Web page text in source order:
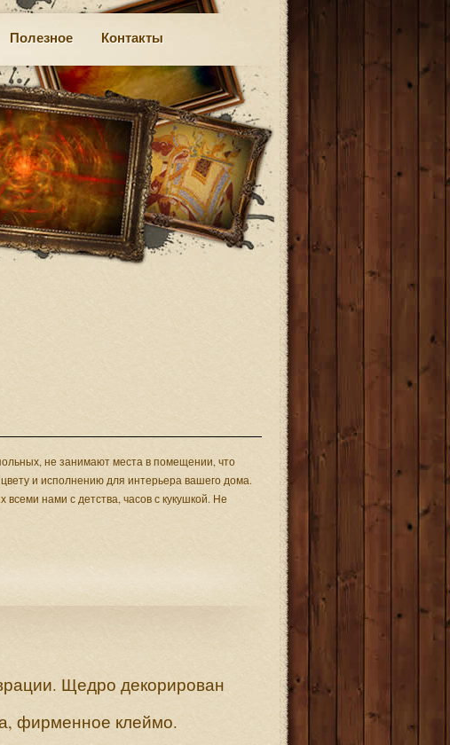
Полезное Контакты
не занимают места в помещении, что
и исполнению для интерьера вашего дома.
нами с детства, часов с кукушкой. Не
Щедро декорирован
фирменное клеймо.